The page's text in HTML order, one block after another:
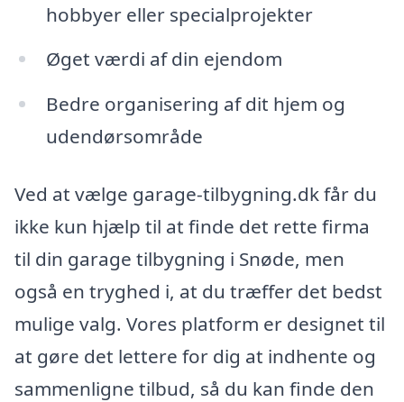
hobbyer eller specialprojekter
Øget værdi af din ejendom
Bedre organisering af dit hjem og
udendørsområde
Ved at vælge garage-tilbygning.dk får du
ikke kun hjælp til at finde det rette firma
til din garage tilbygning i Snøde, men
også en tryghed i, at du træffer det bedst
mulige valg. Vores platform er designet til
at gøre det lettere for dig at indhente og
sammenligne tilbud, så du kan finde den